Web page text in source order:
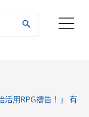
活用RPG禱告！」 有